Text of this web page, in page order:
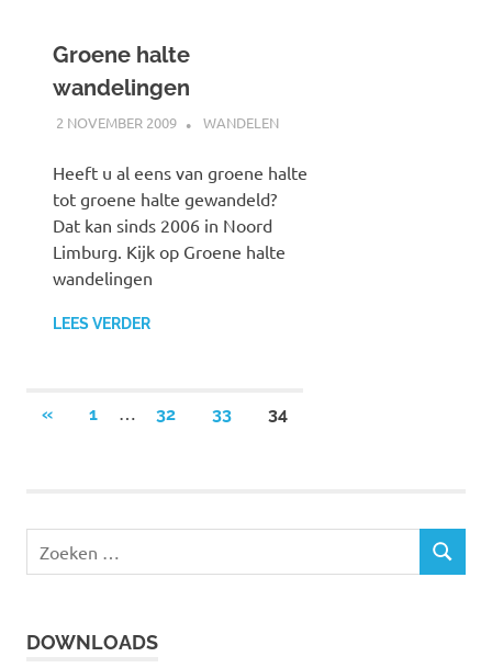
Groene halte
wandelingen
2 NOVEMBER 2009 JOHAN
WANDELEN
Heeft u al eens van groene halte
tot groene halte gewandeld?
Dat kan sinds 2006 in Noord
Limburg. Kijk op Groene halte
wandelingen
LEES VERDER
« VORIGE
1 32 33 34
e
Z
DOWNLOADS